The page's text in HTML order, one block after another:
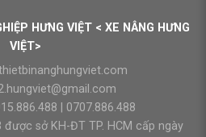
HƯNG VIỆT < XE NÂNG HƯNG
VIỆT>
0707.886.488
được sở KH-ĐT TP. HCM cấp ngày